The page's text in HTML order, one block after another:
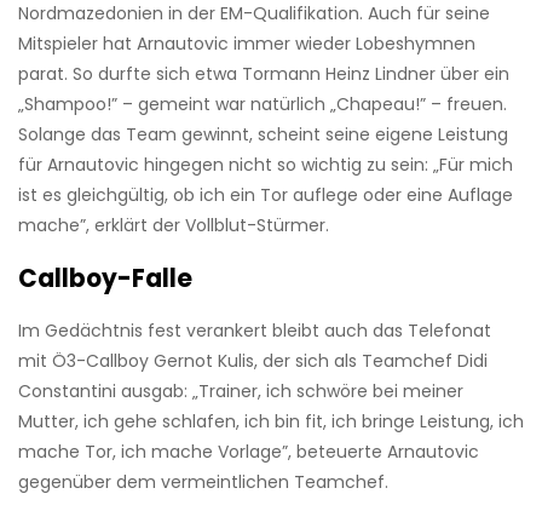
Nordmazedonien in der EM-Qualifikation. Auch für seine
Mitspieler hat Arnautovic immer wieder Lobeshymnen
parat. So durfte sich etwa Tormann Heinz Lindner über ein
„Shampoo!” – gemeint war natürlich „Chapeau!” – freuen.
Solange das Team gewinnt, scheint seine eigene Leistung
für Arnautovic hingegen nicht so wichtig zu sein: „Für mich
ist es gleichgültig, ob ich ein Tor auflege oder eine Auflage
mache”, erklärt der Vollblut-Stürmer.
Callboy-Falle
Im Gedächtnis fest verankert bleibt auch das Telefonat
mit Ö3-Callboy Gernot Kulis, der sich als Teamchef Didi
Constantini ausgab: „Trainer, ich schwöre bei meiner
Mutter, ich gehe schlafen, ich bin fit, ich bringe Leistung, ich
mache Tor, ich mache Vorlage”, beteuerte Arnautovic
gegenüber dem vermeintlichen Teamchef.